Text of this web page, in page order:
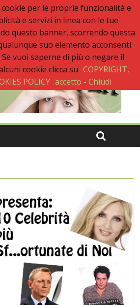
Ultimo:
anno senza sfiga
ai giochi
sfortunato? Info e curiosità nel post
anche con la spesa
porta sfortuna davvero?
per le proprie funzionalità e
e servizi in linea con le tue
questo banner, scorrendo questa
suo elemento acconsenti
vuoi saperne di più o negare il
cookie clicca su COPYRIGHT,
POLICY accetto - Chiudi